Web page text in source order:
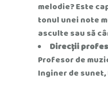
melodie? Este
tonul unei note
asculte sau să
Direcții
Profesor de
Inginer de